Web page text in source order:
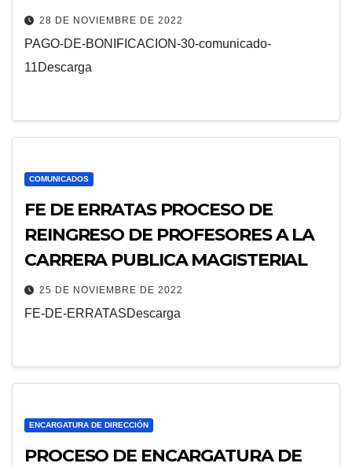
DE CLASES 30% CESANTES DE LA
LEY N°20530
28 DE NOVIEMBRE DE 2022
PAGO-DE-BONIFICACION-30-comunicado-
11Descarga
COMUNICADOS
FE DE ERRATAS PROCESO DE
REINGRESO DE PROFESORES A LA
CARRERA PUBLICA MAGISTERIAL
25 DE NOVIEMBRE DE 2022
FE-DE-ERRATASDescarga
ENCARGATURA DE DIRECCIÓN
PROCESO DE ENCARGATURA DE